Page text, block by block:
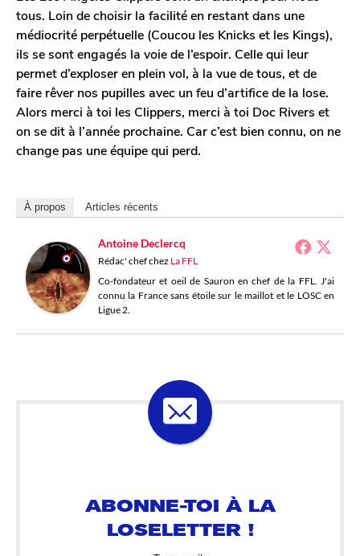
tous. Loin de choisir la facilité en restant dans une
médiocrité perpétuelle (Coucou les Knicks et les Kings),
ils se sont engagés la voie de l’espoir. Celle qui leur
permet d’exploser en plein vol, à la vue de tous, et de
faire rêver nos pupilles avec un feu d’artifice de la lose.
Alors merci à toi les Clippers, merci à toi Doc Rivers et
on se dit à l’année prochaine. Car c’est bien connu, on ne
change pas une équipe qui perd.
À propos Articles récents
Antoine Declercq
Rédac' chefchez La FFL
Co-fondateur et oeil de Sauron en chef de la FFL. J'ai
connu la France sans étoile sur le maillot et le LOSC en
Ligue 2.